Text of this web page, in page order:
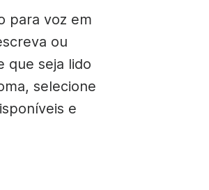
para voz em
ou
que seja lido
selecione
e